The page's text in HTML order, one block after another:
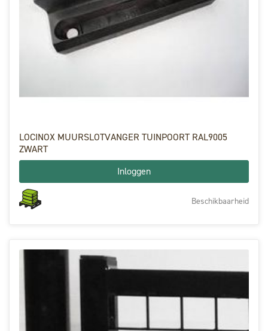
LOCINOX MUURSLOTVANGER TUINPOORT RAL9005
ZWART
Inloggen
Beschikbaarheid